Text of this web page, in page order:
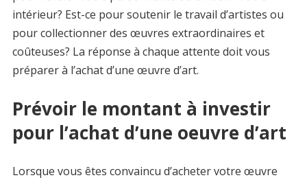
intérieur? Est-ce pour soutenir le travail d’artistes ou
pour collectionner des œuvres extraordinaires et
coûteuses? La réponse à chaque attente doit vous
préparer à l’achat d’une œuvre d’art.
Prévoir le montant à investir
pour l’achat d’une oeuvre d’art
Lorsque vous êtes convaincu d’acheter votre œuvre